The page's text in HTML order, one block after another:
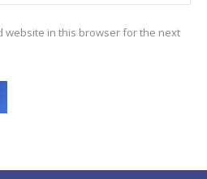
website in this browser for the next